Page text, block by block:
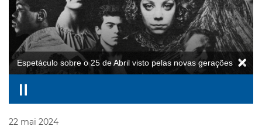
Espetáculo sobre o 25 de Abril visto pelas novas gerações
22 mai 2024